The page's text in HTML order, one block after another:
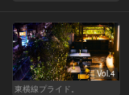
Vol.4
東横線プライド。